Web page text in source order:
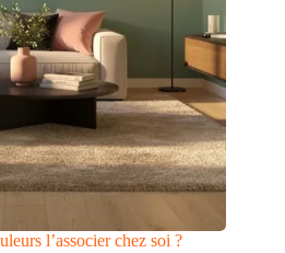
l’associer chez soi ?